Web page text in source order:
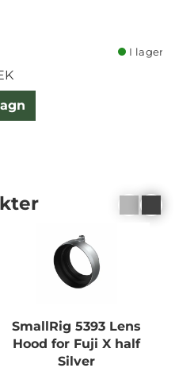
I lager
SmallRig 5393 Lens
Hood for Fuji X half
Silver